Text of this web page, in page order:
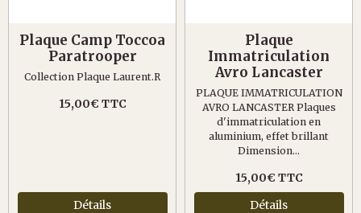
Plaque Camp Toccoa
Paratrooper
Collection Plaque Laurent.R
15,00€ TTC
Détails
Plaque
Immatriculation
Avro Lancaster
PLAQUE IMMATRICULATION
AVRO LANCASTER Plaques
d'immatriculation en
aluminium, effet brillant
Dimension...
15,00€ TTC
Détails